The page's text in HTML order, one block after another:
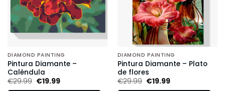
DIAMOND PAINTING
Pintura Diamante –
Caléndula
€29.99 €19.99
DIAMOND PAINTING
Pintura Diamante – Plato
de flores
€29.99 €19.99